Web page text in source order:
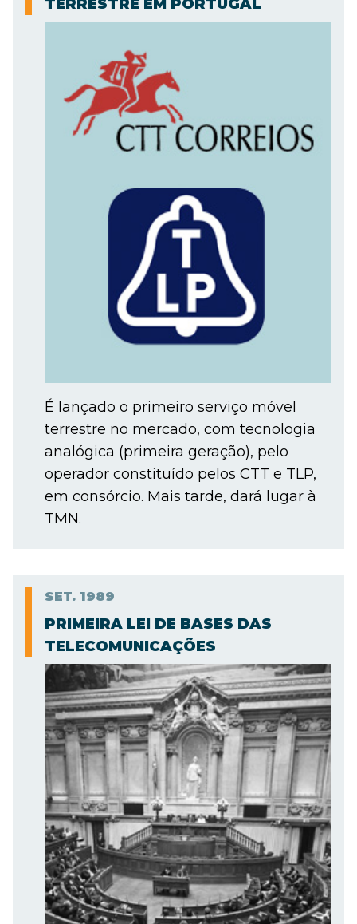
TERRESTRE EM PORTUGAL
É lançado o primeiro serviço móvel
terrestre no mercado, com tecnologia
analógica (primeira geração), pelo
operador constituído pelos CTT e TLP,
em consórcio. Mais tarde, dará lugar à
TMN.
SET. 1989
PRIMEIRA LEI DE BASES DAS
TELECOMUNICAÇÕES